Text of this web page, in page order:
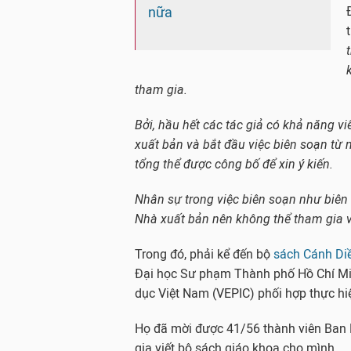
nữa
tham gia.
Bởi, hầu hết các tác giả có khả năng
xuất bản và bắt đầu việc biên soạn từ
tổng thể được công bố để xin ý kiến.
Nhân sự trong việc biên soạn như
Nhà xuất bản nên không thể tham gia
Trong đó, phải kể đến bộ sách Cánh
Đại học Sư phạm Thành phố Hồ Chí
dục Việt Nam (VEPIC) phối hợp thực
Họ đã mời được 41/56 thành viên